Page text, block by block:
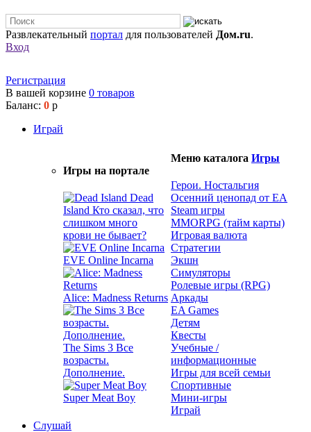
Развлекательный портал для пользователей Дом.ru.
Вход
Регистрация
В вашей корзине 0 товаров
Баланс: 0 р
Играй
Игры на портале
Dead
Island Кто сказал, что
слишком много
крови не бывает?
EVE Online Incarna
Alice: Madness Returns
The Sims 3 Все
возрасты.
Дополнение.
Super Meat Boy
Меню каталога Игры
Герои. Ностальгия
Осенний ценопад от EA
Steam игры
MMORPG (тайм карты)
Игровая валюта
Стратегии
Экшн
Симуляторы
Ролевые игры (RPG)
Аркады
EA Games
Детям
Квесты
Учебные /
информационные
Игры для всей семьи
Спортивные
Мини-игры
Играй
Слушай